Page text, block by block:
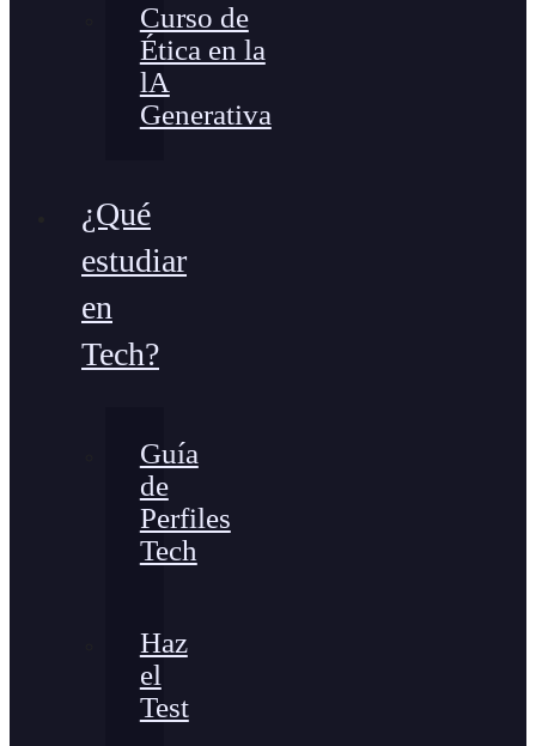
Curso de
Ética en la
lA
Generativa
¿Qué
estudiar
en
Tech?
Guía
de
Perfiles
Tech
Haz
el
Test